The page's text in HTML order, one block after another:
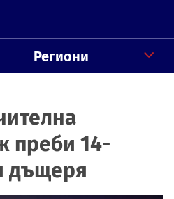
Региони
преби 14-
дъщеря